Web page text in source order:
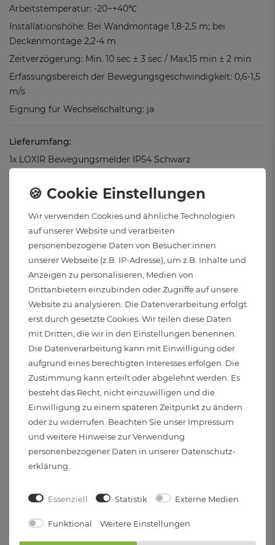
Arbeitstemperatur: -20~+40℃
Installationshöhe: Bei Wandmontage 1,8-2,5 m; bei
Deckenmontage 2,2-4 m
Zeitverzögerung: Min. 10 sec ± 3 sec / Max.15 min ± 2 min
Erfassungsbereich der Bewegungsgeschwindigkeit: 0,6-1,5
m/s
Eignung für Wechselschaltung: ja
Lieferumfang:
1x LOXIR Bewegungsmelder IP54 Schwarz
Downloads & Dokumente
Anleitungen:
Montage & Installation
Produktinformationen & Sicherheitshinweise:
Angaben zur Produktsicherheit & Hersteller:
SSC-LUXon GmbH
Am Krozinger Weg 4, 79189 Bad Krozingen,
Deutschland
Kontakt: service@ssc-luxon.de
Kundenrezensionen (0)
Wir verwenden Cookies und ähnliche Technologien
auf unserer Website und verarbeiten
personenbezogene Daten von Besucher:innen
unserer Webseite (z.B. IP-Adresse), um z.B. Inhalte und
Anzeigen zu personalisieren, Medien von
Drittanbietern einzubinden oder Zugriffe auf unsere
Website zu analysieren. Die Datenverarbeitung erfolgt
erst durch gesetzte Cookies. Wir teilen diese Daten
mit Dritten, die wir in den Einstellungen benennen.
Die Datenverarbeitung kann mit Einwilligung oder
aufgrund eines berechtigten Interesses erfolgen. Die
Zustimmung kann erteilt oder abgelehnt werden. Es
besteht das Recht, nicht einzuwilligen und die
Einwilligung zu einem späteren Zeitpunkt zu ändern
oder zu widerrufen. Beachten Sie unser Impressum
und weitere Hinweise zur Verwendung
personenbezogener Daten in unserer Daten­schutz­
erklärung
Essenziell Statistik Externe Medien
Funktional Weitere Einstellungen